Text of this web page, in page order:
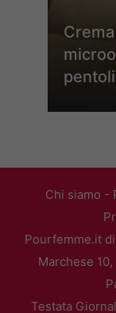
Chi siamo -
Pourfemme.it
Marchese
Testata